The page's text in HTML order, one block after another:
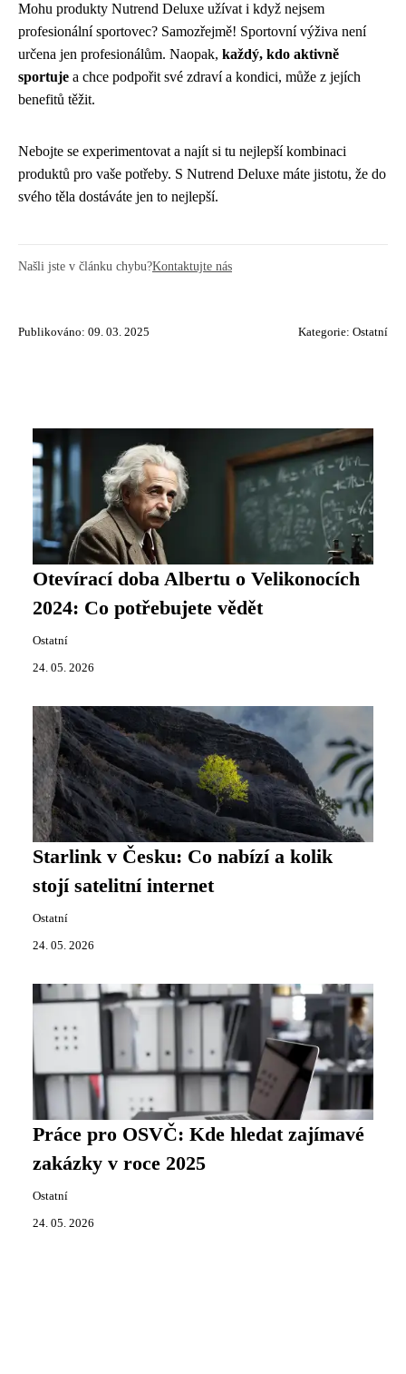
Mohu produkty Nutrend Deluxe užívat i když nejsem
profesionální sportovec? Samozřejmě! Sportovní výživa není
určena jen profesionálům. Naopak, každý, kdo aktivně
sportuje a chce podpořit své zdraví a kondici, může z jejích
benefitů těžit.
Nebojte se experimentovat a najít si tu nejlepší kombinaci
produktů pro vaše potřeby. S Nutrend Deluxe máte jistotu, že do
svého těla dostáváte jen to nejlepší.
Našli jste v článku chybu?Kontaktujte nás
Publikováno: 09. 03. 2025 Kategorie: Ostatní
Otevírací doba Albertu o Velikonocích
2024: Co potřebujete vědět
Ostatní
24. 05. 2026
Starlink v Česku: Co nabízí a kolik
stojí satelitní internet
Ostatní
24. 05. 2026
Práce pro OSVČ: Kde hledat zajímavé
zakázky v roce 2025
Ostatní
24. 05. 2026